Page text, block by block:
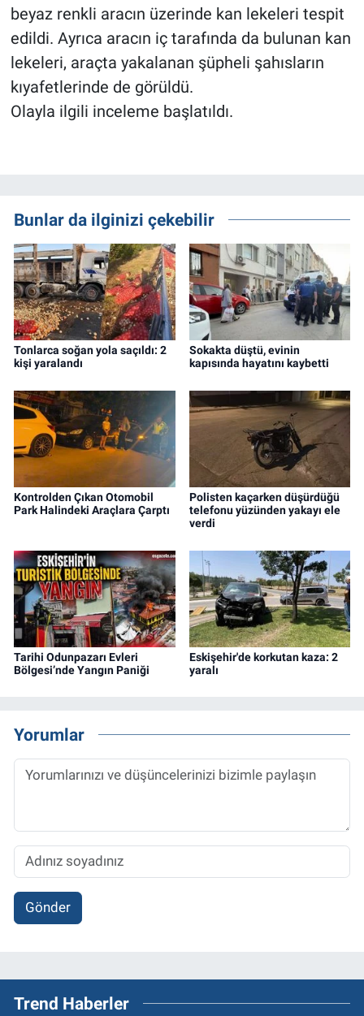
beyaz renkli aracın üzerinde kan lekeleri tespit
edildi. Ayrıca aracın iç tarafında da bulunan kan
lekeleri, araçta yakalanan şüpheli şahısların
kıyafetlerinde de görüldü.
Olayla ilgili inceleme başlatıldı.
Bunlar da ilginizi çekebilir
Tonlarca soğan yola saçıldı: 2
kişi yaralandı
Sokakta düştü, evinin
kapısında hayatını kaybetti
Kontrolden Çıkan Otomobil
Park Halindeki Araçlara Çarptı
Polisten kaçarken düşürdüğü
telefonu yüzünden yakayı ele
verdi
Tarihi Odunpazarı Evleri
Bölgesi’nde Yangın Paniği
Eskişehir'de korkutan kaza: 2
yaralı
Yorumlar
Gönder
Trend Haberler